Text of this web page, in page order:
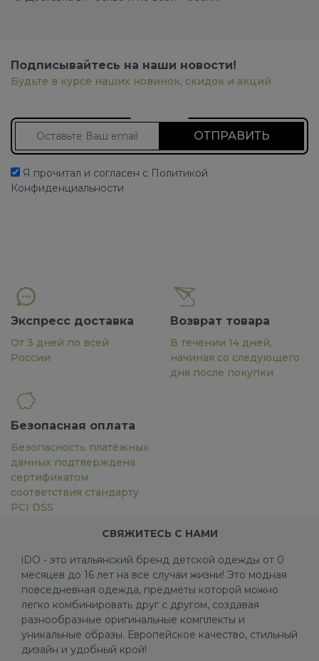
Подписывайтесь на наши новости!
Будьте в курсе наших новинок, скидок и акций
Я прочитал и согласен с Политикой
Конфиденциальности
Экспресс доставка
От 3 дней по всей
России
Возврат товара
В течении 14 дней,
начиная со следующего
дня после покупки
Безопасная оплата
Безопасность платёжных
данных подтверждена
сертификатом
соответствия стандарту
PCI DSS
СВЯЖИТЕСЬ С НАМИ
iDO - это итальянский бренд детской одежды от 0
месяцев до 16 лет на все случаи жизни! Это модная
повседневная одежда, предметы которой можно
легко комбинировать друг с другом, создавая
разнообразные оригинальные комплекты и
уникальные образы. Европейское качество, стильный
дизайн и удобный крой!